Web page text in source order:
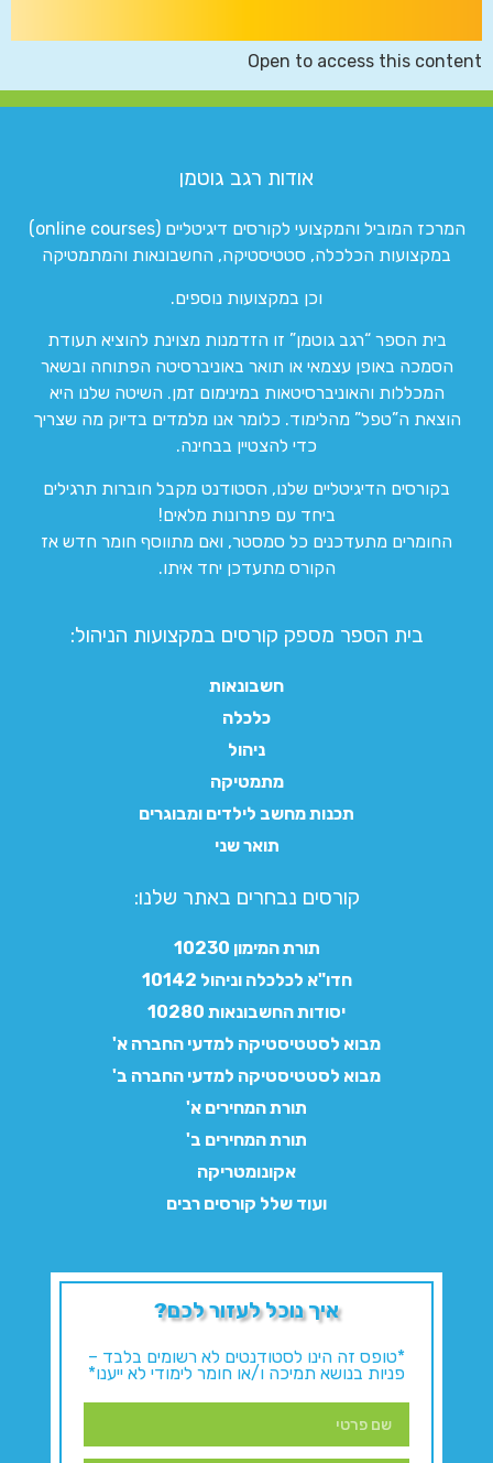
Open to access this content
אודות רגב גוטמן
המרכז המוביל והמקצועי לקורסים דיגיטליים (online courses)
במקצועות הכלכלה, סטטיסטיקה, החשבונאות והמתמטיקה
וכן במקצועות נוספים.
בית הספר “רגב גוטמן” זו הזדמנות מצוינת להוציא תעודת
הסמכה באופן עצמאי או תואר באוניברסיטה הפתוחה ובשאר
המכללות והאוניברסיטאות במינימום זמן. השיטה שלנו היא
הוצאת ה”טפל” מהלימוד. כלומר אנו מלמדים בדיוק מה שצריך
כדי להצטיין בבחינה.
בקורסים הדיגיטליים שלנו, הסטודנט מקבל חוברות תרגילים
ביחד עם פתרונות מלאים!
החומרים מתעדכנים כל סמסטר, ואם מתווסף חומר חדש אז
הקורס מתעדכן יחד איתו.
בית הספר מספק קורסים במקצועות הניהול:
חשבונאות
כלכלה
ניהול
מתמטיקה
תכנות מחשב לילדים ומבוגרים
תואר שני
קורסים נבחרים באתר שלנו:​
תורת המימון 10230
חדו"א לכלכלה וניהול 10142
יסודות החשבונאות 10280
מבוא לסטטיסטיקה למדעי החברה א'
מבוא לסטטיסטיקה למדעי החברה ב'
תורת המחירים א'
תורת המחירים ב'
אקונומטריקה
ועוד שלל קורסים רבים
איך נוכל לעזור לכם?
*טופס זה הינו לסטודנטים לא רשומים בלבד –
פניות בנושא תמיכה ו/או חומר לימודי לא ייענו*